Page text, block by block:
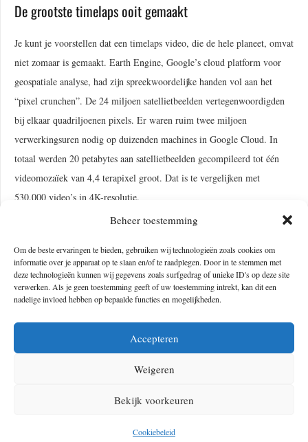
Beheer toestemming
Om de beste ervaringen te bieden, gebruiken wij technologieën zoals cookies om
informatie over je apparaat op te slaan en/of te raadplegen. Door in te stemmen met
deze technologieën kunnen wij gegevens zoals surfgedrag of unieke ID's op deze site
verwerken. Als je geen toestemming geeft of uw toestemming intrekt, kan dit een
nadelige invloed hebben op bepaalde functies en mogelijkheden.
Accepteren
Weigeren
Bekijk voorkeuren
Cookiebeleid
De grootste timelaps ooit gemaakt
Je kunt je voorstellen dat een timelaps video, die de hele planeet, omvat
niet zomaar is gemaakt. Earth Engine, Google’s cloud platform voor
geospatiale analyse, had zijn spreekwoordelijke handen vol aan het
“pixel crunchen”. De 24 miljoen satellietbeelden vertegenwoordigden
bij elkaar quadriljoenen pixels. Er waren ruim twee miljoen
verwerkingsuren nodig op duizenden machines in Google Cloud. In
totaal werden 20 petabytes aan satellietbeelden gecompileerd tot één
videomozaïek van 4,4 terapixel groot. Dat is te vergelijken met
530.000 video’s in 4K-resolutie.
Belangrijk om toe te voegen: al dat rekenwerk werd gedaan binnen de
carbon-neutraldatacenters van Google, die draaien op 100%
hernieuwbare energie.
Totstandkoming
NASA, hetLandsat-programmavan de U.S. Geological Survey en
van de Europese Unie. Verder heeft Google
aan de technologie die de Timelapse-functie aandrijft. Tot slot
kondigde Google Earth aan de komende tien jaar elk jaar nieuwe